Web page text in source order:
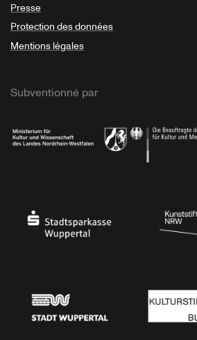
Presse
Protection des données
Mentions légales
Subventionné par